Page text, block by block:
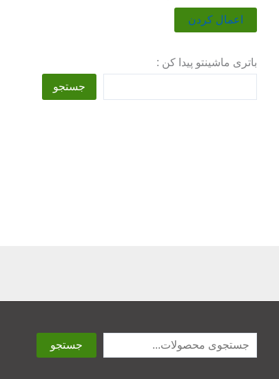
اعمال کردن
باتری ماشینتو پیدا کن :
جستجو
جستجو جستجو